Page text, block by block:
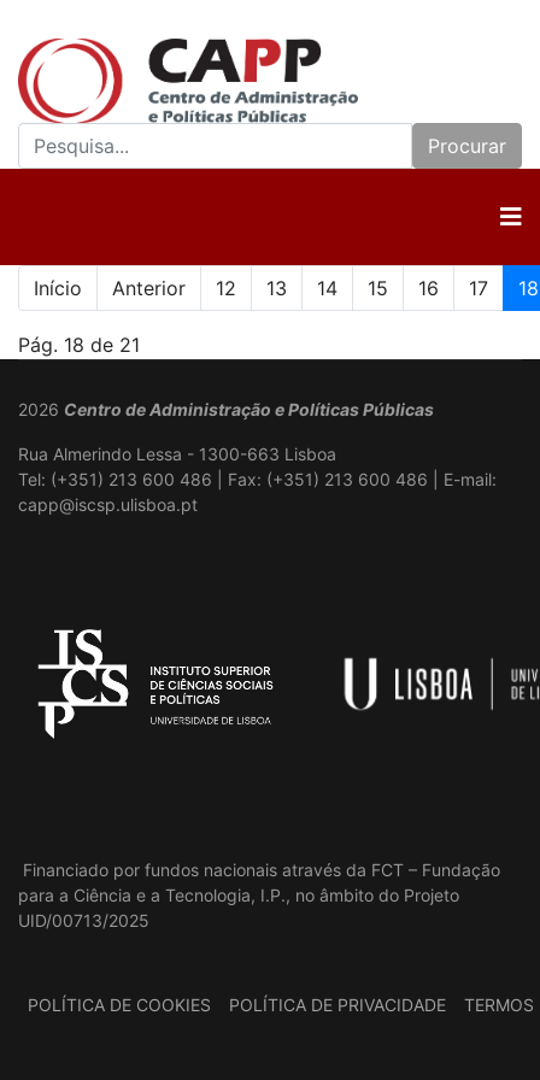
Procurar
Início Anterior 12 13 14 15 16 17 18
Pág. 18 de 21
2026 Centro de Administração e Políticas Públicas
Rua Almerindo Lessa - 1300-663 Lisboa
Tel: (+351) 213 600 486 | Fax: (+351) 213 600 486 | E-mail:
capp@iscsp.ulisboa.pt
Financiado por fundos nacionais através da FCT – Fundação
para a Ciência e a Tecnologia, I.P., no âmbito do Projeto
UID/00713/2025
POLÍTICA DE COOKIES POLÍTICA DE PRIVACIDADE TERMOS